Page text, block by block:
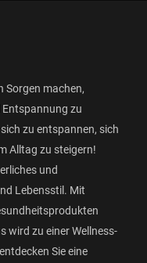
Sorgen machen,
Entspannung zu
zu entspannen, sich
Alltag zu steigern!
und
Lebensstil. Mit
wird zu einer Wellness-
Sie eine